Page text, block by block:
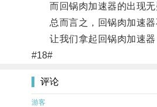
而回锅肉加速器的出现无
总而言之，回锅肉加速器
让我们拿起回锅肉加速器
#18#
评论
游客